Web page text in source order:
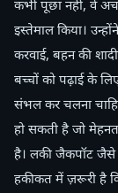
कभी पूछा नहीं, वे
इस्तेमाल किया।
करवाई, बहन की
बच्चों को पढ़ाई के
संभल कर चलना
हो सकती है जो
है। लकी जैकपॉट
हकीकत में ज़रूरी है